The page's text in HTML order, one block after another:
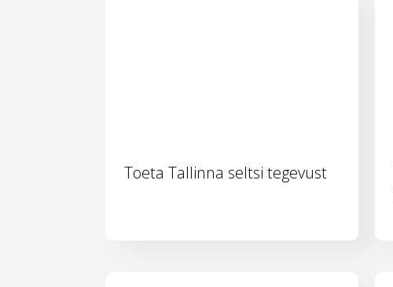
Toeta Tallinna seltsi tegevust